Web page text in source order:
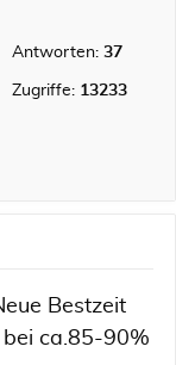
Antworten: 37
Zugriffe: 13233
Bestzeit
ca.85-90%